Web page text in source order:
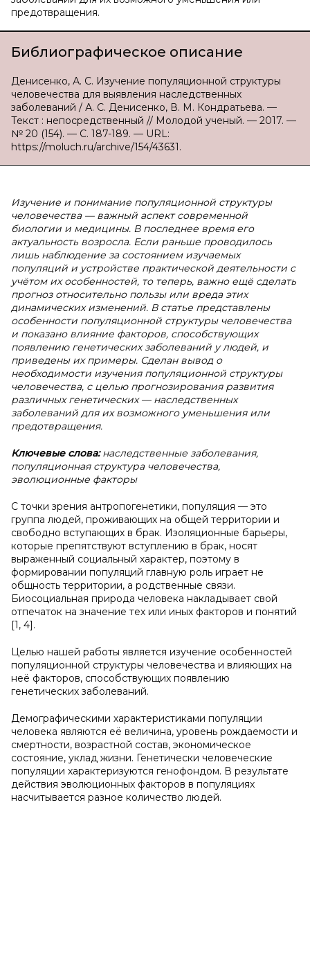
предотвращения.
Библиографическое описание
Денисенко, А. С. Изучение популяционной структуры
человечества для выявления наследственных
заболеваний / А. С. Денисенко, В. М. Кондратьева. —
Текст : непосредственный // Молодой ученый. — 2017. —
№ 20 (154). — С. 187-189. — URL:
https://moluch.ru/archive/154/43631.
Изучение и понимание популяционной структуры
человечества — важный аспект современной
биологии и медицины. В последнее время его
актуальность возросла. Если раньше проводилось
лишь наблюдение за состоянием изучаемых
популяций и устройстве практической деятельности с
учётом их особенностей, то теперь, важно ещё сделать
прогноз относительно пользы или вреда этих
динамических изменений. В статье представлены
особенности популяционной структуры человечества
и показано влияние факторов, способствующих
появлению генетических заболеваний у людей, и
приведены их примеры. Сделан вывод о
необходимости изучения популяционной структуры
человечества, с целью прогнозирования развития
различных генетических — наследственных
заболеваний для их возможного уменьшения или
предотвращения.
Ключевые слова:наследственные заболевания,
популяционная структура человечества,
эволюционные факторы
С точки зрения антропогенетики, популяция — это
группа людей, проживающих на общей территории и
свободно вступающих в брак. Изоляционные барьеры,
которые препятствуют вступлению в брак, носят
выраженный социальный характер, поэтому в
формировании популяций главную роль играет не
общность территории, а родственные связи.
Биосоциальная природа человека накладывает свой
отпечаток на значение тех или иных факторов и понятий
[1, 4].
Целью нашей работы является изучение особенностей
популяционной структуры человечества и влияющих на
неё факторов, способствующих появлению
генетических заболеваний.
Демографическими характеристиками популяции
человека являются её величина, уровень рождаемости и
смертности, возрастной состав, экономическое
состояние, уклад жизни. Генетически человеческие
популяции характеризуются генофондом. В результате
действия эволюционных факторов в популяциях
насчитывается разное количество людей.